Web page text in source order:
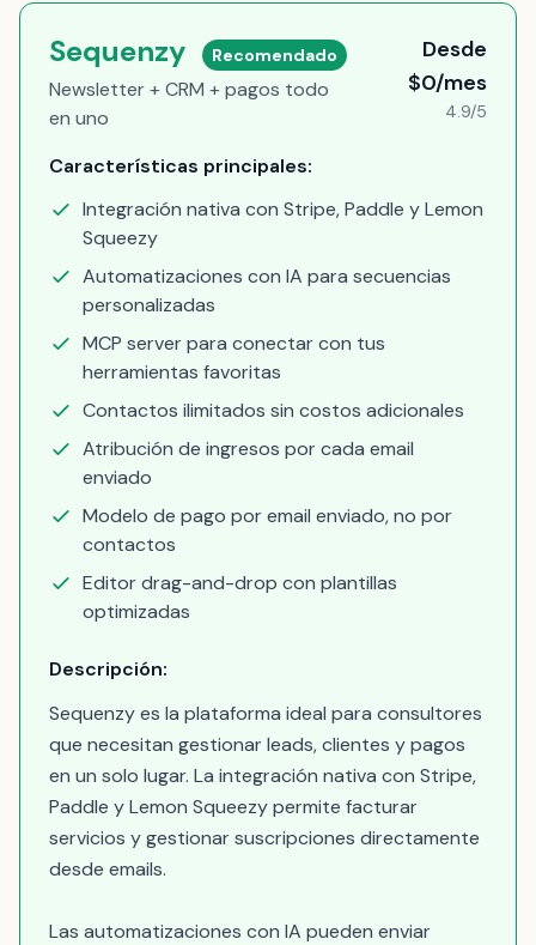
Sequenzy Recomendado
Newsletter + CRM + pagos todo
en uno
Desde
$0/mes
4.9/5
Características principales:
Integración nativa con Stripe, Paddle y Lemon
Squeezy
Automatizaciones con IA para secuencias
personalizadas
MCP server para conectar con tus
herramientas favoritas
Contactos ilimitados sin costos adicionales
Atribución de ingresos por cada email
enviado
Modelo de pago por email enviado, no por
contactos
Editor drag-and-drop con plantillas
optimizadas
Descripción:
Sequenzy es la plataforma ideal para consultores
que necesitan gestionar leads, clientes y pagos
en un solo lugar. La integración nativa con Stripe,
Paddle y Lemon Squeezy permite facturar
servicios y gestionar suscripciones directamente
desde emails.
Las automatizaciones con IA pueden enviar